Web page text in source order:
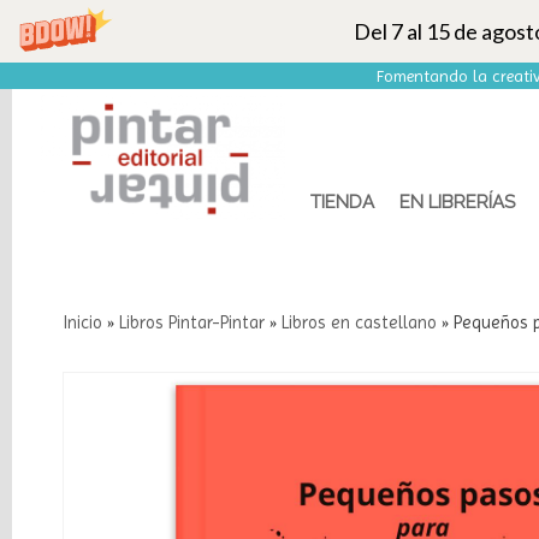
Del 7 al 15 de
Fomentando la
TIENDA EN LIBRERÍAS
Inicio » Libros Pintar-Pintar» Libros en castellano » Pequeños